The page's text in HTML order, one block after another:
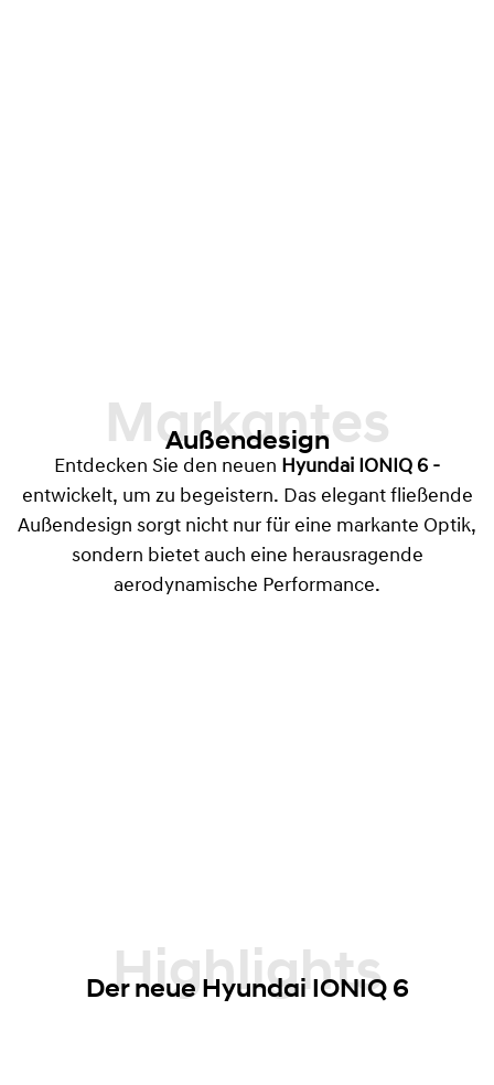
Markantes
Außendesign
Entdecken Sie den neuen Hyundai IONIQ 6 -
entwickelt, um zu begeistern. Das elegant fließende
Außendesign sorgt nicht nur für eine markante Optik,
sondern bietet auch eine herausragende
aerodynamische Performance.
Highlights
Der neue Hyundai IONIQ 6